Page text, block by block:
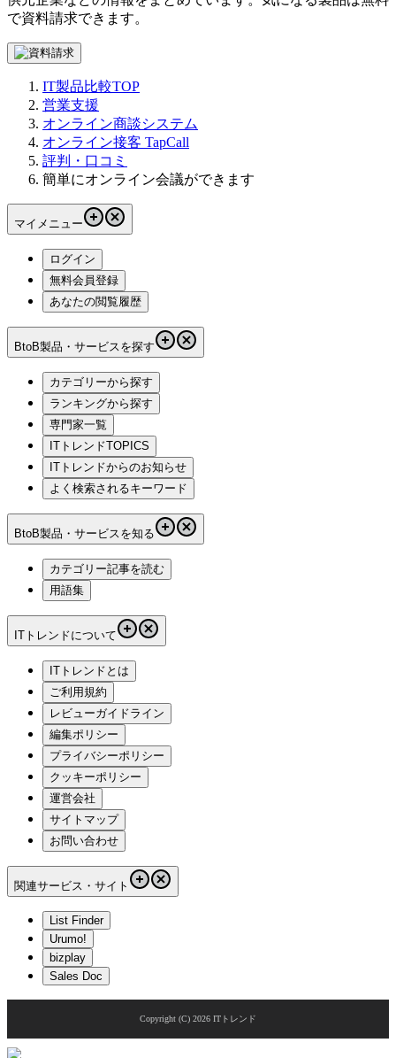
で資料請求できます。
IT製品比較TOP
営業支援
オンライン商談システム
オンライン接客 TapCall
評判・口コミ
簡単にオンライン会議ができます
マイメニュー
ログイン
無料会員登録
あなたの閲覧履歴
BtoB製品・サービスを探す
カテゴリーから探す
ランキングから探す
専門家一覧
ITトレンドTOPICS
ITトレンドからのお知らせ
よく検索されるキーワード
BtoB製品・サービスを知る
カテゴリー記事を読む
用語集
ITトレンドについて
ITトレンドとは
ご利用規約
レビューガイドライン
編集ポリシー
プライバシーポリシー
クッキーポリシー
運営会社
サイトマップ
お問い合わせ
関連サービス・サイト
List Finder
Urumo!
bizplay
Sales Doc
Copyright (C) 2026 ITトレンド